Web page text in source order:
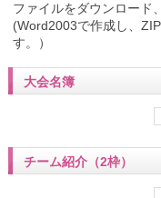
ファイルをダウンロード
(Word2003で作成し、
す。）
大会名簿
チーム紹介（2枠）